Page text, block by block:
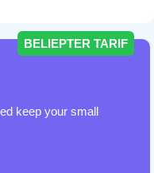
BELIEPTER TARIF
keep your small